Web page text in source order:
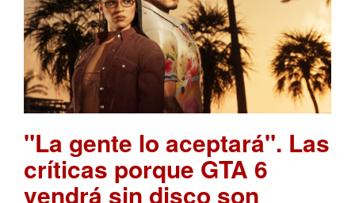
"La gente lo aceptará". Las
críticas porque GTA 6
vendrá sin disco son